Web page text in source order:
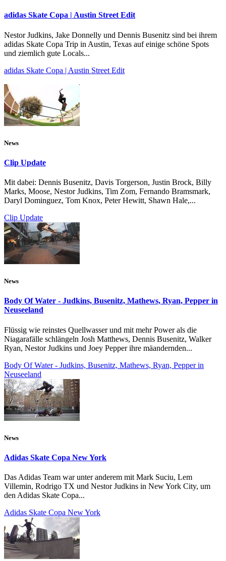
adidas Skate Copa | Austin Street Edit
Nestor Judkins, Jake Donnelly und Dennis Busenitz sind bei ihrem
adidas Skate Copa Trip in Austin, Texas auf einige schöne Spots
und ziemlich gute Locals...
adidas Skate Copa | Austin Street Edit
News
Clip Update
Mit dabei: Dennis Busenitz, Davis Torgerson, Justin Brock, Billy
Marks, Moose, Nestor Judkins, Tim Zom, Fernando Bramsmark,
Daryl Dominguez, Tom Knox, Peter Hewitt, Shawn Hale,...
Clip Update
News
Body Of Water - Judkins, Busenitz, Mathews, Ryan, Pepper in
Neuseeland
Flüssig wie reinstes Quellwasser und mit mehr Power als die
Niagarafälle schlängeln Josh Matthews, Dennis Busenitz, Walker
Ryan, Nestor Judkins und Joey Pepper ihre mäandernden...
Body Of Water - Judkins, Busenitz, Mathews, Ryan, Pepper in
Neuseeland
News
Adidas Skate Copa New York
Das Adidas Team war unter anderem mit Mark Suciu, Lem
Villemin, Rodrigo TX und Nestor Judkins in New York City, um
den Adidas Skate Copa...
Adidas Skate Copa New York